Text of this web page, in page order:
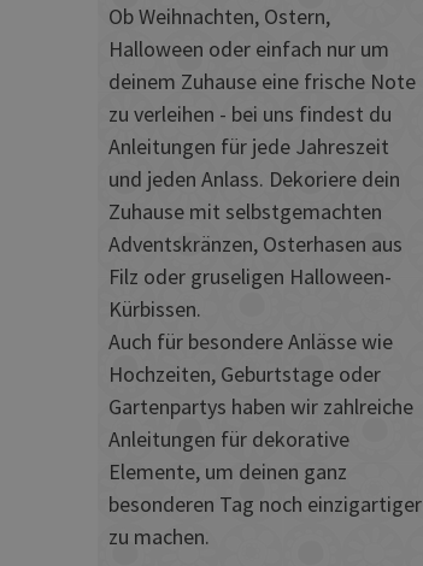
Ob Weihnachten, Ostern,
Halloween oder einfach nur um
deinem Zuhause eine frische Note
zu verleihen - bei uns findest du
Anleitungen für jede Jahreszeit
und jeden Anlass. Dekoriere dein
Zuhause mit selbstgemachten
Adventskränzen, Osterhasen aus
Filz oder gruseligen Halloween-
Kürbissen.
Auch für besondere Anlässe wie
Hochzeiten, Geburtstage oder
Gartenpartys haben wir zahlreiche
Anleitungen für dekorative
Elemente, um deinen ganz
besonderen Tag noch einzigartiger
zu machen.